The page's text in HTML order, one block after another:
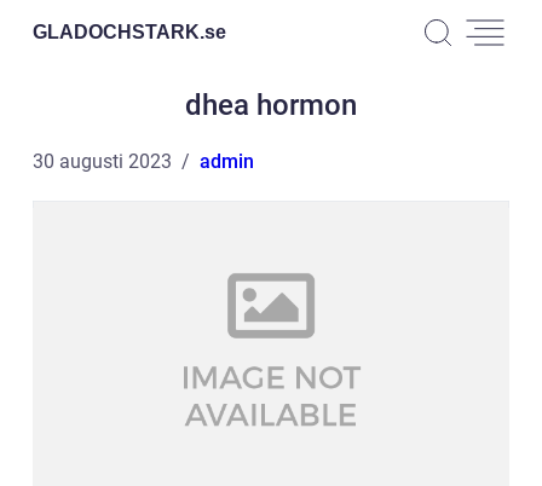
GLADOCHSTARK.se
dhea hormon
30 augusti 2023 admin